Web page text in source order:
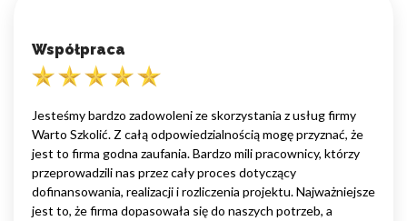
Współpraca
Jesteśmy bardzo zadowoleni ze skorzystania z usług firmy
Warto Szkolić. Z całą odpowiedzialnością mogę przyznać, że
jest to firma godna zaufania. Bardzo mili pracownicy, którzy
przeprowadzili nas przez cały proces dotyczący
dofinansowania, realizacji i rozliczenia projektu. Najważniejsze
jest to, że firma dopasowała się do naszych potrzeb, a